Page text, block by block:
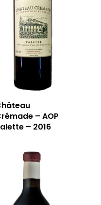
– AOP
– 2016